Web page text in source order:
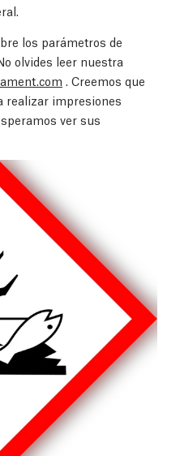
los parámetros de
olvides leer nuestra
. Creemos que
realizar impresiones
ver sus